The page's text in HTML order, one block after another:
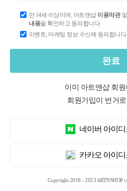
만 14세 이상이며, 아트앤샵 이용약관및
내용을 확인하고 동의합니다.
이벤트, 마케팅 정보 수신에 동의합니다
완료
이미 아트앤샵 회
회원가입이 번거
네이버 아이
카카오 아이
Copyright 2018 - 2023 ARTNSHOP